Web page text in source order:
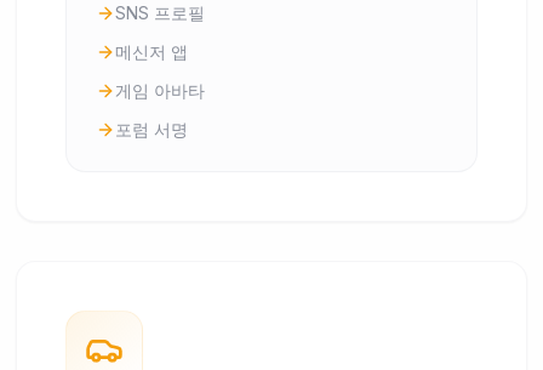
SNS 프로필
메신저 앱
게임 아바타
포럼 서명